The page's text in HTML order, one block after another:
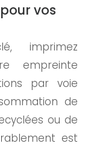
vos
imprimez
empreinte
par voie
de
ou de
est